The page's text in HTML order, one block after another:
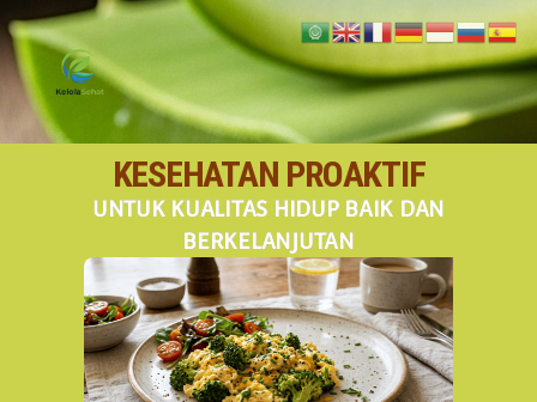
KESEHATAN PROAKTIF
UNTUK KUALITAS HIDUP BAIK DAN
BERKELANJUTAN